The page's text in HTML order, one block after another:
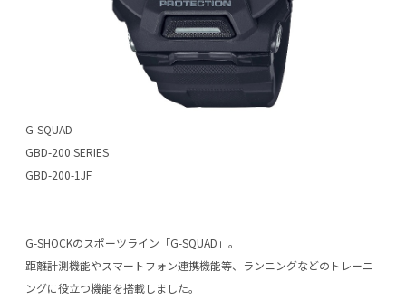
G-SQUAD
GBD-200 SERIES
GBD-200-1JF
G-SHOCKのスポーツライン「G-SQUAD」。
距離計測機能やスマートフォン連携機能等、ランニングなどのトレーニ
ングに役立つ機能を搭載しました。